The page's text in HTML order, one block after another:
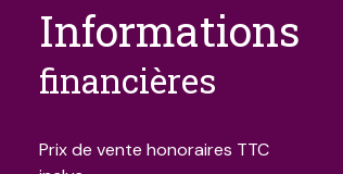
informations
financières
Prix de vente honoraires TTC